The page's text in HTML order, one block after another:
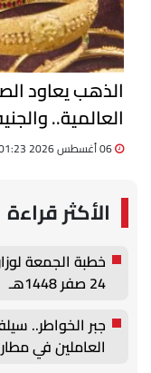
الذهب يعاود
العالمية..
الأكثر قراءة
24 صفر 1448هـ
جبر الخواطر..
العاملين في